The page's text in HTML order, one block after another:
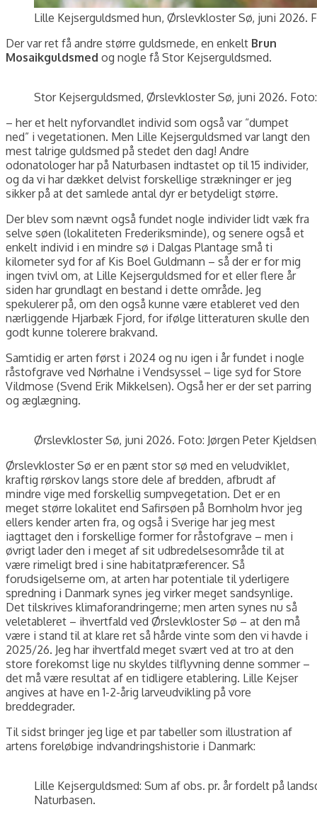
Lille Kejserguldsmed hun, Ørslevkloster Sø, juni 2026.
Der var ret få andre større guldsmede, en enkelt Brun
Mosaikguldsmed og nogle få Stor Kejserguldsmed.
Stor Kejserguldsmed, Ørslevkloster Sø, juni 2026.
– her et helt nyforvandlet individ som også var “dumpet
ned” i vegetationen. Men Lille Kejserguldsmed var langt den
mest talrige guldsmed på stedet den dag! Andre
odonatologer har på Naturbasen indtastet op til 15 individer,
og da vi har dækket delvist forskellige strækninger er jeg
sikker på at det samlede antal dyr er betydeligt større.
Der blev som nævnt også fundet nogle individer lidt væk fra
selve søen (lokaliteten Frederiksminde), og senere også et
enkelt individ i en mindre sø i Dalgas Plantage små ti
kilometer syd for af Kis Boel Guldmann – så der er for mig
ingen tvivl om, at Lille Kejserguldsmed for et eller flere år
siden har grundlagt en bestand i dette område. Jeg
spekulerer på, om den også kunne være etableret ved den
nærliggende Hjarbæk Fjord, for ifølge litteraturen skulle den
godt kunne tolerere brakvand.
Samtidig er arten først i 2024 og nu igen i år fundet i nogle
råstofgrave ved Nørhalne i Vendsyssel – lige syd for Store
Vildmose (Svend Erik Mikkelsen). Også her er der set parring
og æglægning.
Ørslevkloster Sø, juni 2026. Foto: Jørgen Peter
Ørslevkloster Sø er en pænt stor sø med en veludviklet,
kraftig rørskov langs store dele af bredden, afbrudt af
mindre vige med forskellig sumpvegetation. Det er en
meget større lokalitet end Safirsøen på Bornholm hvor jeg
ellers kender arten fra, og også i Sverige har jeg mest
iagttaget den i forskellige former for råstofgrave – men i
øvrigt lader den i meget af sit udbredelsesområde til at
være rimeligt bred i sine habitatpræferencer. Så
forudsigelserne om, at arten har potentiale til yderligere
spredning i Danmark synes jeg virker meget sandsynlige.
Det tilskrives klimaforandringerne; men arten synes nu så
veletableret – ihvertfald ved Ørslevkloster Sø – at den må
være i stand til at klare ret så hårde vinte som den vi havde i
2025/26. Jeg har ihvertfald meget svært ved at tro at den
store forekomst lige nu skyldes tilflyvning denne sommer –
det må være resultat af en tidligere etablering. Lille Kejser
angives at have en 1-2-årig larveudvikling på vore
breddegrader.
Til sidst bringer jeg lige et par tabeller som illustration af
artens foreløbige indvandringshistorie i Danmark:
Lille Kejserguldsmed: Sum af obs. pr. år fordelt på
Naturbasen.